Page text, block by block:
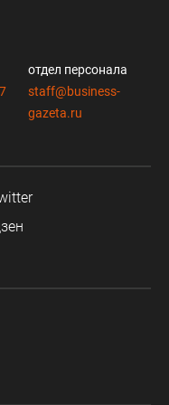
неразрешимые.
отдел персонала
staff@business-
gazeta.ru